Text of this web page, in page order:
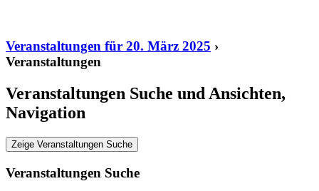
Veranstaltungen für 20. März 2025 ›
Veranstaltungen
Veranstaltungen Suche und Ansichten,
Navigation
Zeige Veranstaltungen Suche
Veranstaltungen Suche